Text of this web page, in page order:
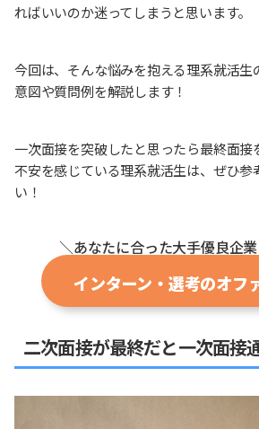
ればいいのか迷ってしまうと思います。
今回は、そんな悩みを抱える理系就活生
意図や質問例を解説します！
一次面接を突破したと思ったら最終面接
不安を感じている理系就活生は、ぜひ参
い！
＼あなたに合った大手優良企
インターン・選考のオフ
二次面接が最終だと一次面接